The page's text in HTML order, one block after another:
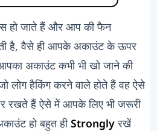
हो जाते हैं और आप की फैन
है, वैसे ही आपके अकाउंट के ऊपर
अकाउंट कभी भी खो जाने की
लोग हैकिंग करने वाले होते हैं वह ऐसे
रखते हैं ऐसे में आपके लिए भी जरूरी
हो बहुत हीStronglyरखें